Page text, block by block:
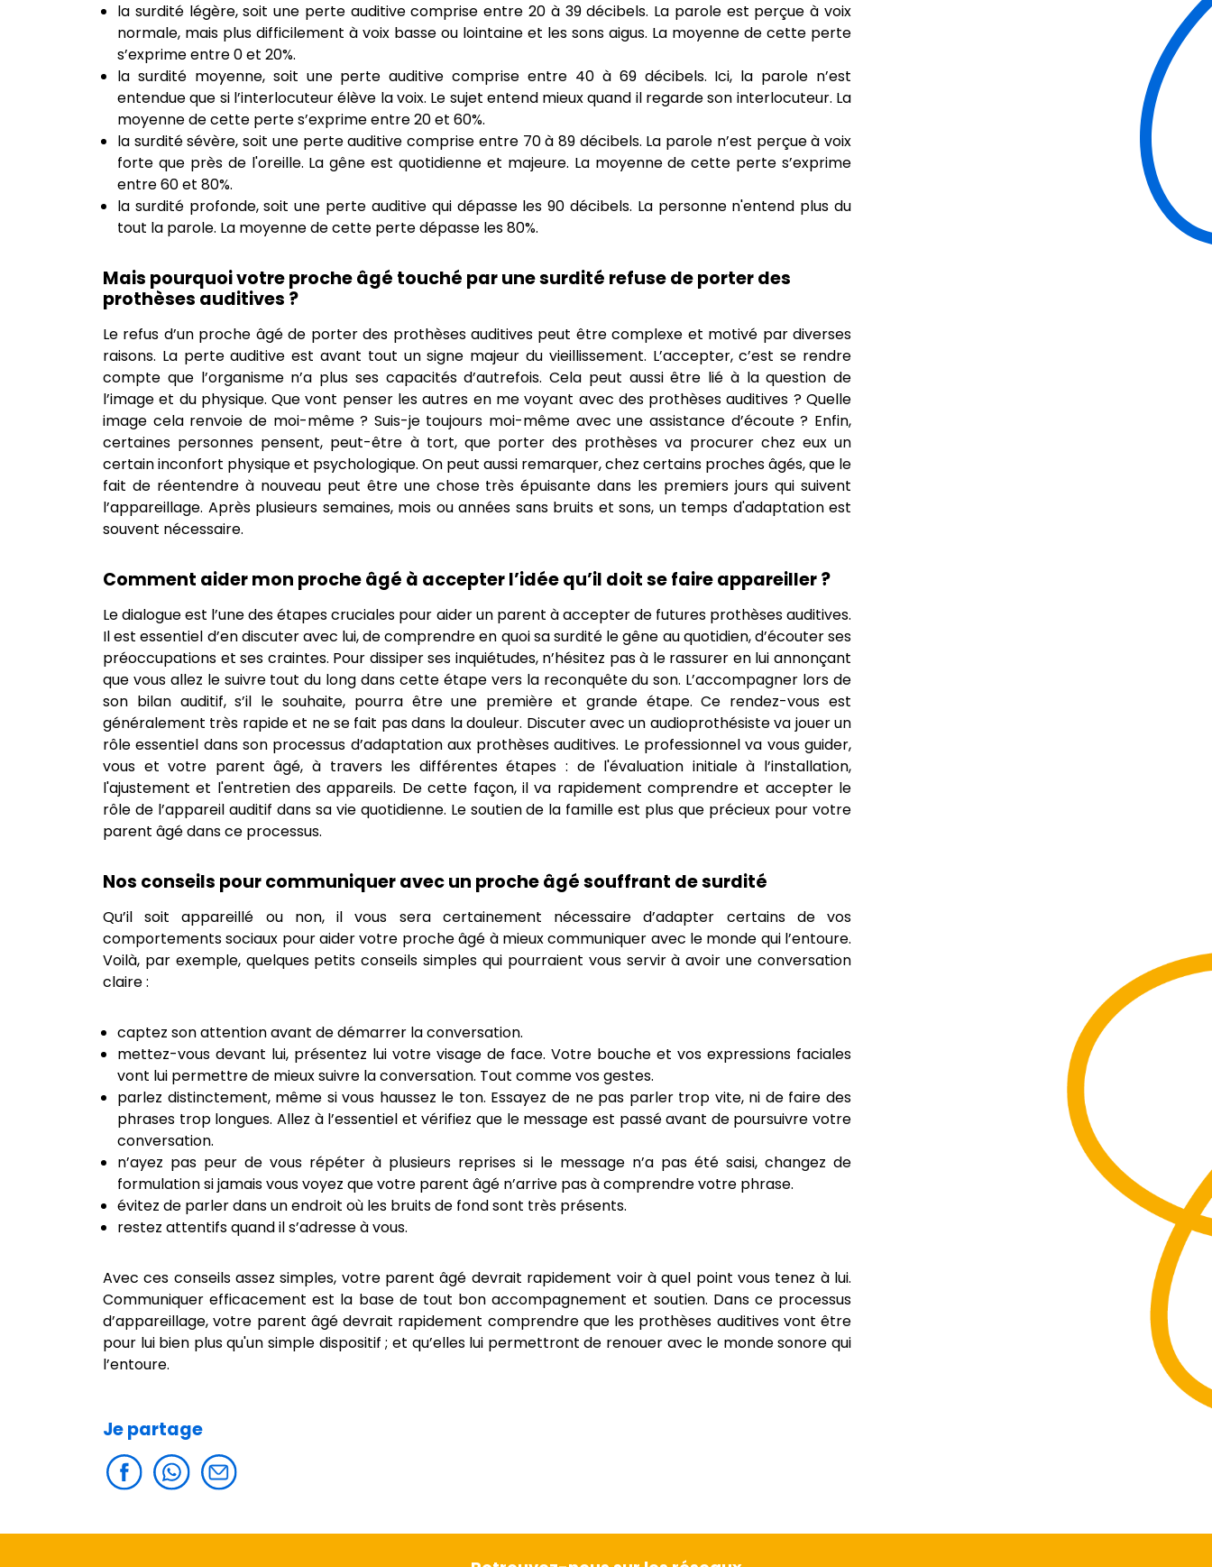
la surdité légère, soit une perte auditive comprise entre 20 à 39 décibels. La parole est perçue à voix
normale, mais plus difficilement à voix basse ou lointaine et les sons aigus. La moyenne de cette perte
s’exprime entre 0 et 20%.
la surdité moyenne, soit une perte auditive comprise entre 40 à 69 décibels. Ici, la parole n’est
entendue que si l’interlocuteur élève la voix. Le sujet entend mieux quand il regarde son interlocuteur. La
moyenne de cette perte s’exprime entre 20 et 60%.
la surdité sévère, soit une perte auditive comprise entre 70 à 89 décibels. La parole n’est perçue à voix
forte que près de l'oreille. La gêne est quotidienne et majeure. La moyenne de cette perte s’exprime
entre 60 et 80%.
la surdité profonde, soit une perte auditive qui dépasse les 90 décibels. La personne n'entend plus du
tout la parole. La moyenne de cette perte dépasse les 80%.
Mais pourquoi votre proche âgé touché par une surdité refuse de porter des
prothèses auditives ?
Le refus d’un proche âgé de porter des prothèses auditives peut être complexe et motivé par diverses
raisons. La perte auditive est avant tout un signe majeur du vieillissement. L’accepter, c’est se rendre
compte que l’organisme n’a plus ses capacités d’autrefois. Cela peut aussi être lié à la question de
l’image et du physique. Que vont penser les autres en me voyant avec des prothèses auditives ? Quelle
image cela renvoie de moi-même ? Suis-je toujours moi-même avec une assistance d’écoute ? Enfin,
certaines personnes pensent, peut-être à tort, que porter des prothèses va procurer chez eux un
certain inconfort physique et psychologique. On peut aussi remarquer, chez certains proches âgés, que le
fait de réentendre à nouveau peut être une chose très épuisante dans les premiers jours qui suivent
l’appareillage. Après plusieurs semaines, mois ou années sans bruits et sons, un temps d'adaptation est
souvent nécessaire.
Comment aider mon proche âgé à accepter l’idée qu’il doit se faire appareiller ?
Le dialogue est l’une des étapes cruciales pour aider un parent à accepter de futures prothèses auditives.
Il est essentiel d’en discuter avec lui, de comprendre en quoi sa surdité le gêne au quotidien, d’écouter ses
préoccupations et ses craintes. Pour dissiper ses inquiétudes, n’hésitez pas à le rassurer en lui annonçant
que vous allez le suivre tout du long dans cette étape vers la reconquête du son. L’accompagner lors de
son bilan auditif, s’il le souhaite, pourra être une première et grande étape. Ce rendez-vous est
généralement très rapide et ne se fait pas dans la douleur. Discuter avec un audioprothésiste va jouer un
rôle essentiel dans son processus d’adaptation aux prothèses auditives. Le professionnel va vous guider,
vous et votre parent âgé, à travers les différentes étapes : de l'évaluation initiale à l’installation,
l'ajustement et l'entretien des appareils. De cette façon, il va rapidement comprendre et accepter le
rôle de l’appareil auditif dans sa vie quotidienne. Le soutien de la famille est plus que précieux pour votre
parent âgé dans ce processus.
Nos conseils pour communiquer avec un proche âgé souffrant de surdité
Qu’il soit appareillé ou non, il vous sera certainement nécessaire d’adapter certains de vos
comportements sociaux pour aider votre proche âgé à mieux communiquer avec le monde qui l’entoure.
Voilà, par exemple, quelques petits conseils simples qui pourraient vous servir à avoir une conversation
claire :
captez son attention avant de démarrer la conversation.
mettez-vous devant lui, présentez lui votre visage de face. Votre bouche et vos expressions faciales
vont lui permettre de mieux suivre la conversation. Tout comme vos gestes.
parlez distinctement, même si vous haussez le ton. Essayez de ne pas parler trop vite, ni de faire des
phrases trop longues. Allez à l’essentiel et vérifiez que le message est passé avant de poursuivre votre
conversation.
n’ayez pas peur de vous répéter à plusieurs reprises si le message n’a pas été saisi, changez de
formulation si jamais vous voyez que votre parent âgé n’arrive pas à comprendre votre phrase.
évitez de parler dans un endroit où les bruits de fond sont très présents.
restez attentifs quand il s’adresse à vous.
Avec ces conseils assez simples, votre parent âgé devrait rapidement voir à quel point vous tenez à lui.
Communiquer efficacement est la base de tout bon accompagnement et soutien. Dans ce processus
d’appareillage, votre parent âgé devrait rapidement comprendre que les prothèses auditives vont être
pour lui bien plus qu'un simple dispositif ; et qu’elles lui permettront de renouer avec le monde sonore qui
l’entoure.
Je partage